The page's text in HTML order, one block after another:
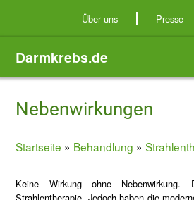
Über uns Presse
Darmkrebs.de
Nebenwirkungen
Startseite Behandlung
Keine Wirkung ohne